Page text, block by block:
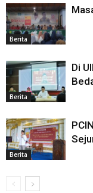
Berita
Berita
Di
Berita